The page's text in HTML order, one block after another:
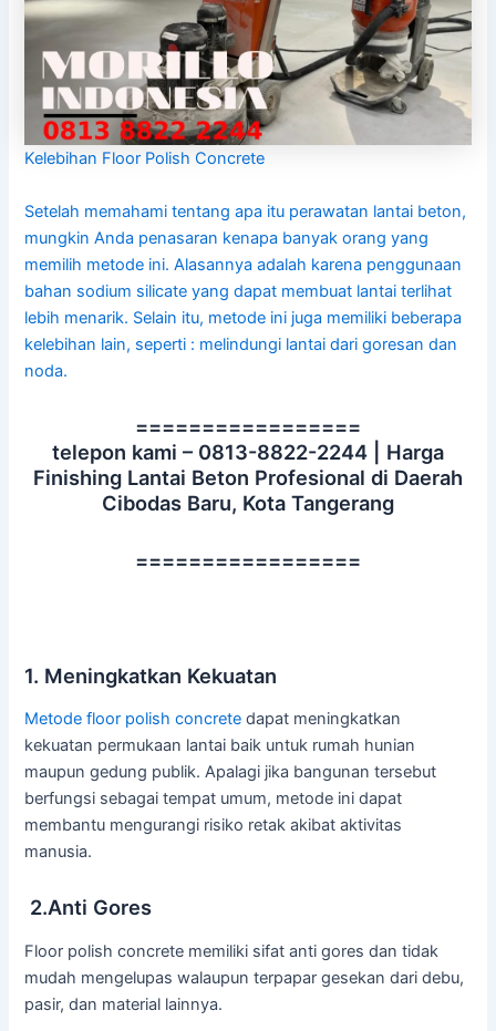
Kelebihan Floor Polish Concrete
Setelah memahami tentang apa itu perawatan lantai beton,
mungkin Anda penasaran kenapa banyak orang yang
memilih metode ini. Alasannya adalah karena penggunaan
bahan sodium silicate yang dapat membuat lantai terlihat
lebih menarik. Selain itu, metode ini juga memiliki beberapa
kelebihan lain, seperti : melindungi lantai dari goresan dan
noda.
=================
telepon kami – 0813-8822-2244 | Harga
Finishing Lantai Beton Profesional di Daerah
Cibodas Baru, Kota Tangerang
=================
1. Meningkatkan Kekuatan
Metodefloor polish concrete dapat meningkatkan
kekuatan permukaan lantai baik untuk rumah hunian
maupun gedung publik. Apalagi jika bangunan tersebut
berfungsi sebagai tempat umum, metode ini dapat
membantu mengurangi risiko retak akibat aktivitas
manusia.
2.Anti Gores
Floor polish concrete memiliki sifat anti gores dan tidak
mudah mengelupas walaupun terpapar gesekan dari debu,
pasir, dan material lainnya.